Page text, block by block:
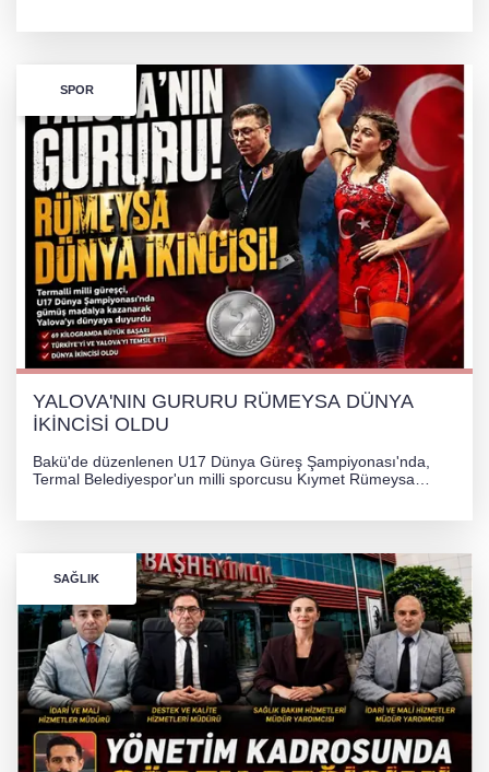
SPOR
YALOVA'NIN GURURU RÜMEYSA DÜNYA
İKİNCİSİ OLDU
Bakü'de düzenlenen U17 Dünya Güreş Şampiyonası'nda,
Termal Belediyespor'un milli sporcusu Kıymet Rümeysa
SAĞLIK